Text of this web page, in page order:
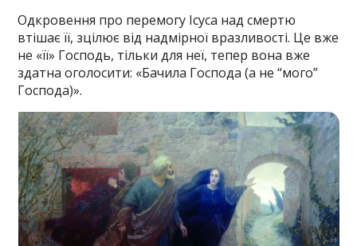
Одкровення про перемогу Ісуса над смертю
втішає її, зцілює від надмірної вразливості. Це вже
не «її» Господь, тільки для неї, тепер вона вже
здатна оголосити: «Бачила Господа (а не “мого”
Господа)».